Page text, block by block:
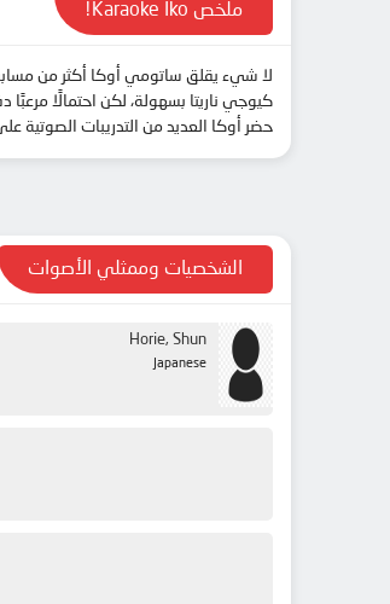
ملخص Karaoke Iko!
لا شيء يقلق ساتومي أوكا أكثر من
كيوجي ناريتا بسهولة، لكن احتمالًا
حضر أوكا العديد من التدريبات الصوتية
الشخصيات وممثلي الأصوات
Horie, Shun
Japanese